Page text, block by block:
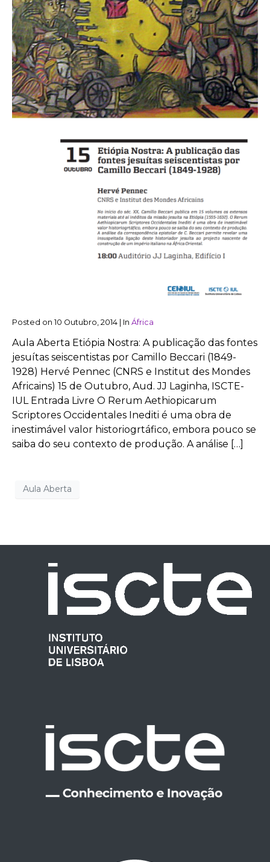
Posted on 10 Outubro, 2014 In África
Aula Aberta Etiópia Nostra: A publicação das fontes
jesuítas seiscentistas por Camillo Beccari (1849-
1928) Hervé Pennec (CNRS e Institut des Mondes
Africains) 15 de Outubro, Aud. JJ Laginha, ISCTE-
IUL Entrada Livre O Rerum Aethiopicarum
Scriptores Occidentales Inediti é uma obra de
inestimável valor historiogrtáfico, embora pouco se
saiba do seu contexto de produção. A análise […]
Aula Aberta